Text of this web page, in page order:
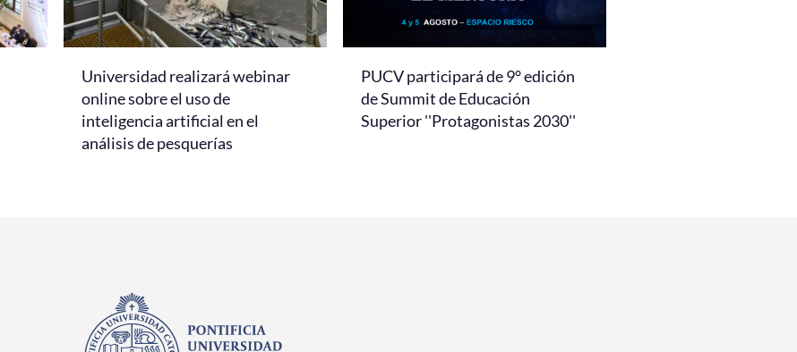
Universidad realizará webinar
online sobre el uso de
inteligencia artificial en el
análisis de pesquerías
PUCV participará de 9° edición
de Summit de Educación
Superior ''Protagonistas 2030''